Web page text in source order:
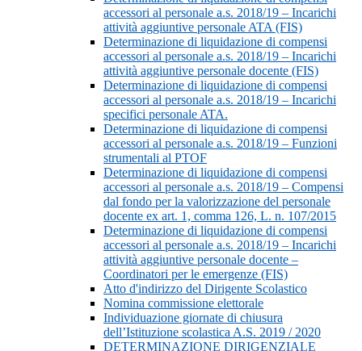
accessori al personale a.s. 2018/19 – Incarichi
attività aggiuntive personale ATA (FIS)
Determinazione di liquidazione di compensi
accessori al personale a.s. 2018/19 – Incarichi
attività aggiuntive personale docente (FIS)
Determinazione di liquidazione di compensi
accessori al personale a.s. 2018/19 – Incarichi
specifici personale ATA.
Determinazione di liquidazione di compensi
accessori al personale a.s. 2018/19 – Funzioni
strumentali al PTOF
Determinazione di liquidazione di compensi
accessori al personale a.s. 2018/19 – Compensi
dal fondo per la valorizzazione del personale
docente ex art. 1, comma 126, L. n. 107/2015
Determinazione di liquidazione di compensi
accessori al personale a.s. 2018/19 – Incarichi
attività aggiuntive personale docente –
Coordinatori per le emergenze (FIS)
Atto d'indirizzo del Dirigente Scolastico
Nomina commissione elettorale
Individuazione giornate di chiusura
dell’Istituzione scolastica A.S. 2019 / 2020
DETERMINAZIONE DIRIGENZIALE